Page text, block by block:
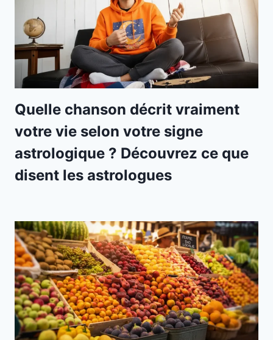
Quelle chanson décrit vraiment
votre vie selon votre signe
astrologique ? Découvrez ce que
disent les astrologues